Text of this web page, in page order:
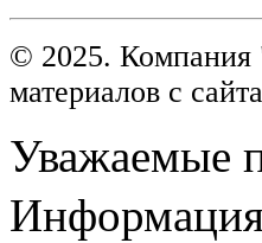
© 2025. Компания
материалов с
Уважаемые